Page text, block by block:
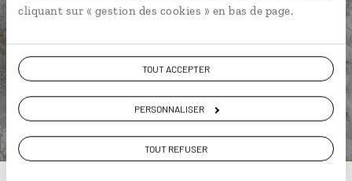
cliquant sur « gestion des cookies » en bas de page.
TOUT ACCEPTER
PERSONNALISER
TOUT REFUSER
DEMANDER UN DEVIS
ou
Construisez votre voyage avec un spécialiste Italie
01 85 08 22 97